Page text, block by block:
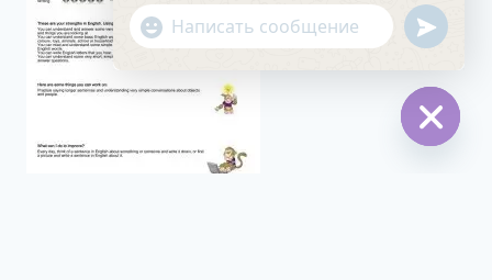
индивидуальный план
занятий. Какова главная цель
в изучении языка на
19:07
"+chaty_settings.lang.emoji_picker+"
WhatsApp